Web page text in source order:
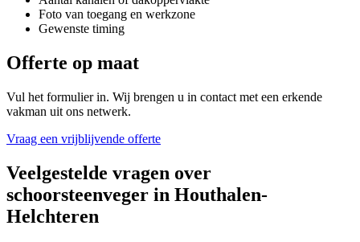
Foto van toegang en werkzone
Gewenste timing
Offerte op maat
Vul het formulier in. Wij brengen u in contact met een erkende
vakman uit ons netwerk.
Vraag een vrijblijvende offerte
Veelgestelde vragen over
schoorsteenveger in Houthalen-
Helchteren